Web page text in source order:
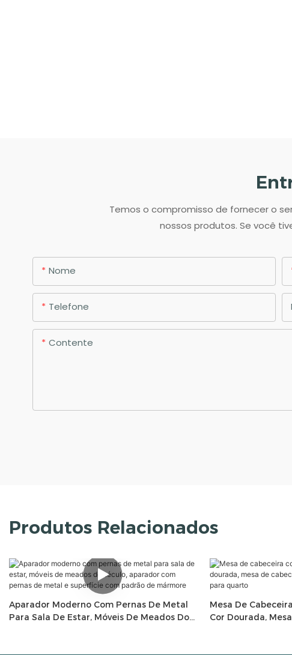
Temos o compromisso de fornecer o
nossos produtos. Se você
Nome
Telefone
Contente
Produtos Relacionados
Aparador Moderno Com Pernas De Metal
Para Sala De Estar, Móveis De Meados Do
Mesa De
Cor Dourada,